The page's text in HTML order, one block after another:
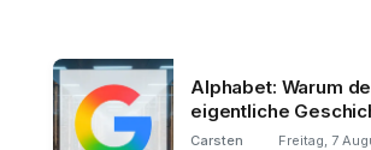
Alphabet: Warum
eigentliche
übersieht
Carsten
Freitag, 7